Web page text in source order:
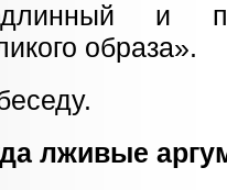
и
образа».
лживые